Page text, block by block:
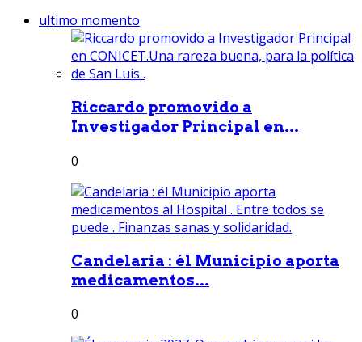
ultimo momento
Riccardo promovido a
Investigador Principal en...
0
Candelaria : él Municipio aporta
medicamentos...
0